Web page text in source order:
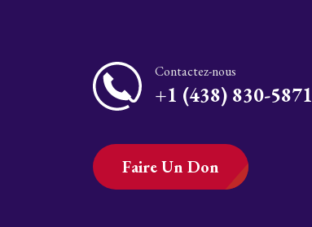
Contactez-nous
+1 (438) 830-5871
Faire Un Don